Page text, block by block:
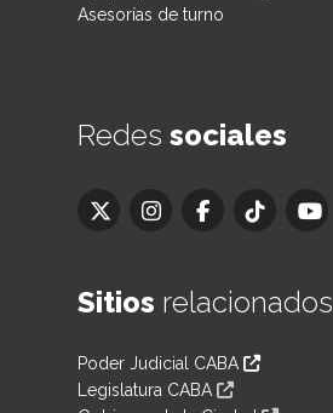
Asesorías de turno
Redes sociales
Sitios relacionados
Poder Judicial CABA
Legislatura CABA